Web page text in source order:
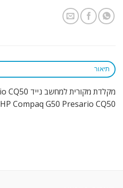
תיאור
מקלדת מקורית למחשב נייד HP Compaq G50 Presario CQ50
HP Compaq G50 Presario CQ50